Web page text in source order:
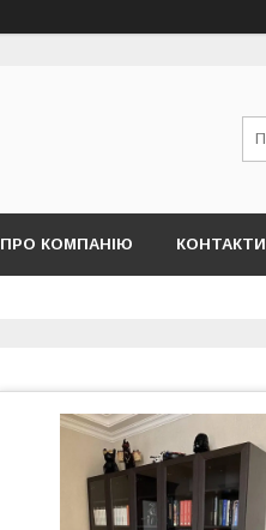
ПРО КОМПАНІЮ КОНТАКТИ